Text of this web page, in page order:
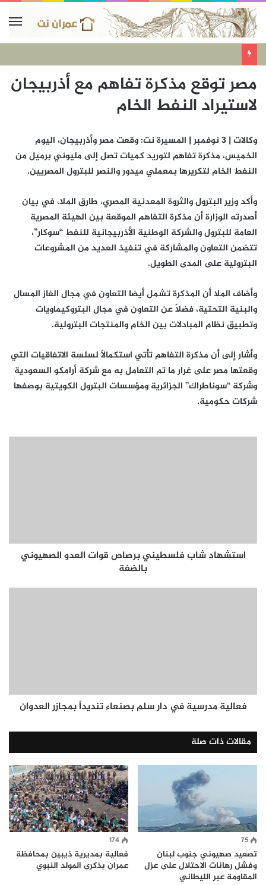
مصر توقع مذكرة تفاهم مع أذربيجان
لاستيراد النفط الخام
وكالات | 3 نوفمبر | المسيرة نت: وقعت مصر وأذربيجان، اليوم
الخميس، مذكرة تفاهم لتوريد كميات تصل إلى مليوني برميل من
النفط الخام لتكريرها بمعملي ميدور والنصر للبترول المصريين.
وأكد وزير البترول والثروة المعدنية المصري، طارق الملا، في بيان
أصدرته الوزارة أن مذكرة التفاهم الموقعة بين الهيئة المصرية
العامة للبترول والشركة الوطنية الأذربيجانية للنفط “سوكار”،
تتضمن التعاون والمشاركة في تنفيذ العديد من المشروعات
البترولية على المدى الطويل.
وأضاف الملا أن المذكرة تشمل أيضا التعاون في مجال الغاز المسال
والبنية التحتية، فضلاً عن التعاون في مجال البتروكيماويات
وتطبيق نظام المبادلات بين الخام والمنتجات البترولية.
وأشار إلى أن مذكرة التفاهم تأتي استكمالاً لسلسة الاتفاقيات التي
وقعتها مصر على غرار ما تم التعامل به مع شركة أرامكو السعودية
وشركة “سوناطراك” الجزائرية ومؤسسات البترول الكويتية بوصفها
شركات حكومية.
استشهاد شاب فلسطيني برصاص قوات العدو الصهيوني
بالضفة
فعالية مدرسية في دار سلم بصنعاء تنديداً بمجازر العدوان
مقالات ذات صلة
75
تصعيد صهيوني جنوب لبنان
وفشل رهانات الاحتلال على عزل
المقاومة عبر الليطاني
174
فعالية بمديرية ذيبين بمحافظة
عمران بذكرى المولد النبوي